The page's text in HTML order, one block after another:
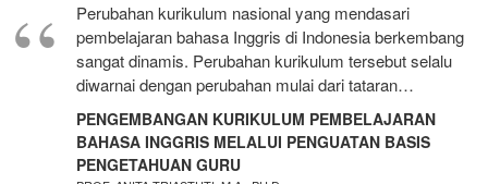
Perubahan kurikulum nasional yang mendasari
pembelajaran bahasa Inggris di Indonesia berkembang
sangat dinamis. Perubahan kurikulum tersebut selalu
diwarnai dengan perubahan mulai dari tataran…
PENGEMBANGAN KURIKULUM PEMBELAJARAN
BAHASA INGGRIS MELALUI PENGUATAN BASIS
PENGETAHUAN GURU